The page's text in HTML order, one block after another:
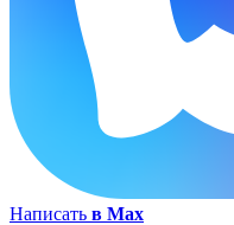
Написать в Max